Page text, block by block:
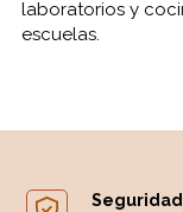
laboratorios y
escuelas.
Seguridad